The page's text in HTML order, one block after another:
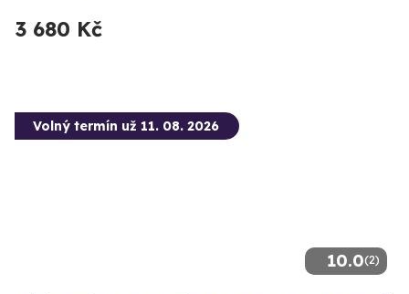
3 680 Kč
10.0(2)
Volný termín už 11. 08. 2026